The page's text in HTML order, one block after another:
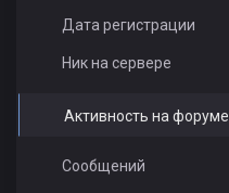
Дата регистрации
Ник на сервере
Активность на форуме
Сообщений